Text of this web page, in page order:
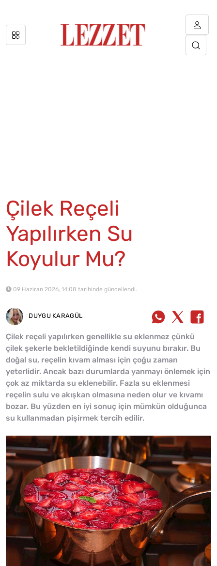
Çilek Reçeli
Yapılırken Su
Koyulur Mu?
09 Haziran 2026, 14:08 tarihinde güncellendi.
DUYGU KARAGÜL
Çilek reçeli yapılırken genellikle su eklenmez çünkü
çilek şekerle bekletildiğinde kendi suyunu bırakır. Bu
doğal su, reçelin kıvam alması için çoğu zaman
yeterlidir. Ancak bazı durumlarda yanmayı önlemek için
çok az miktarda su eklenebilir. Fazla su eklenmesi
reçelin sulu ve akışkan olmasına neden olur ve kıvamı
bozar. Bu yüzden en iyi sonuç için mümkün olduğunca
su kullanmadan pişirmek tercih edilir.